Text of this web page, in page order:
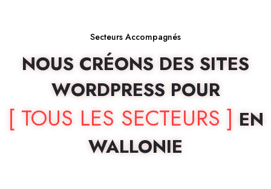
Secteurs Accompagnés
NOUS CRÉONS DES SITES
WORDPRESS POUR
[ TOUS LES SECTEURS ] EN
WALLONIE